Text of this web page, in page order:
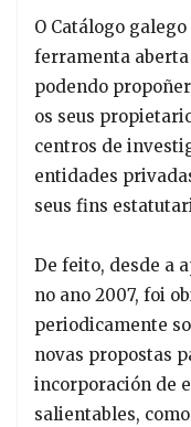
O Catálogo
ferramenta
podendo
os seus
centros de
entidades
seus fins
De feito, desde a
no ano 2007, foi
periodicamente
novas propostas
incorporación de
salientables,